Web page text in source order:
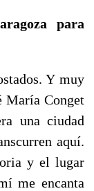
para
Y muy
María Conget
una ciudad
aquí.
y el lugar
me encanta